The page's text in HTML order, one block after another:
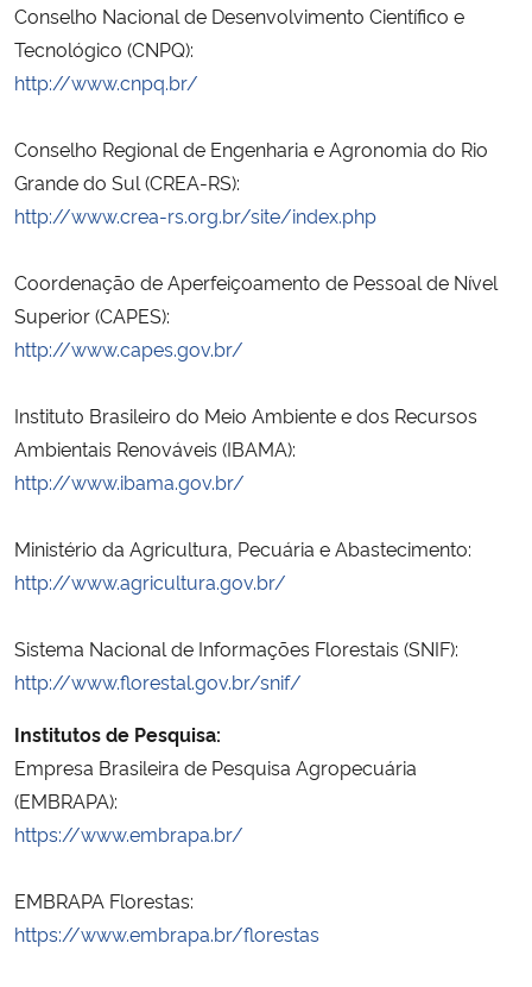
Conselho Nacional de Desenvolvimento Científico e
Tecnológico (CNPQ):
http://www.cnpq.br/
Conselho Regional de Engenharia e Agronomia do Rio
Grande do Sul (CREA-RS):
http://www.crea-rs.org.br/site/index.php
Coordenação de Aperfeiçoamento de Pessoal de Nível
Superior (CAPES):
http://www.capes.gov.br/
Instituto Brasileiro do Meio Ambiente e dos Recursos
Ambientais Renováveis (IBAMA):
http://www.ibama.gov.br/
Ministério da Agricultura, Pecuária e Abastecimento:
http://www.agricultura.gov.br/
Sistema Nacional de Informações Florestais (SNIF):
http://www.florestal.gov.br/snif/
Institutos de Pesquisa:
Empresa Brasileira de Pesquisa Agropecuária
(EMBRAPA):
https://www.embrapa.br/
EMBRAPA Florestas:
https://www.embrapa.br/florestas